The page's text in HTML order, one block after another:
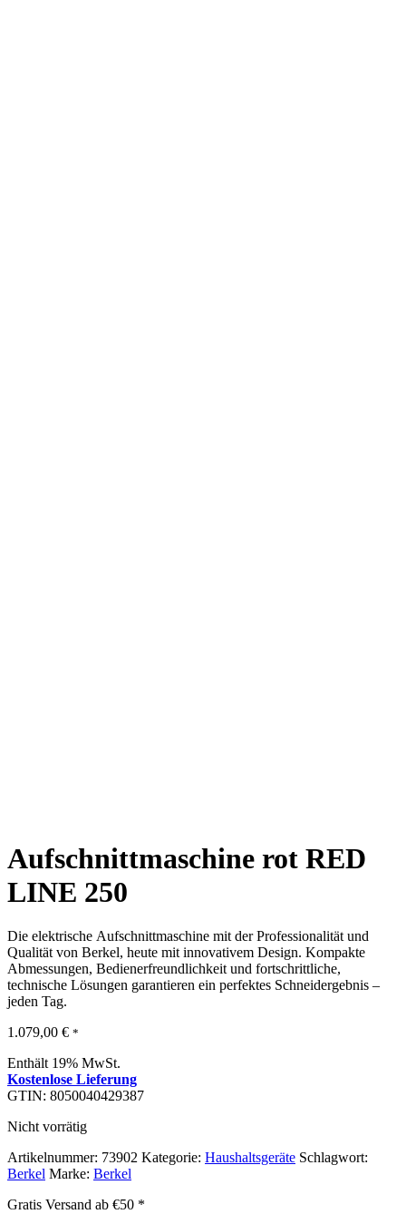
Aufschnittmaschine rot RED
LINE 250
Die elektrische Aufschnittmaschine mit der Professionalität und
Qualität von Berkel, heute mit innovativem Design. Kompakte
Abmessungen, Bedienerfreundlichkeit und fortschrittliche,
technische Lösungen garantieren ein perfektes Schneidergebnis –
jeden Tag.
1.079,00 € *
Enthält 19% MwSt.
Kostenlose Lieferung
GTIN: 8050040429387
Nicht vorrätig
Artikelnummer: 73902 Kategorie: Haushaltsgeräte Schlagwort:
Berkel Marke: Berkel
Gratis Versand ab €50 *